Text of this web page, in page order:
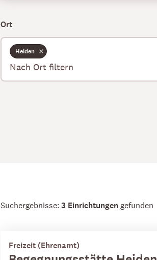
Ort
Heiden
Suchergebnisse: 3 Einrichtungen gefunden
Freizeit (Ehrenamt)